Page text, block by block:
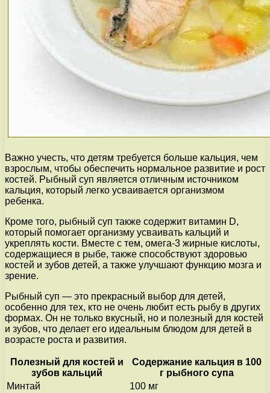
Важно учесть, что детям требуется больше кальция, чем
взрослым, чтобы обеспечить нормальное развитие и рост
костей. Рыбный суп является отличным источником
кальция, который легко усваивается организмом
ребенка.
Кроме того, рыбный суп также содержит витамин D,
который помогает организму усваивать кальций и
укреплять кости. Вместе с тем, омега-3 жирные кислоты,
содержащиеся в рыбе, также способствуют здоровью
костей и зубов детей, а также улучшают функцию мозга и
зрение.
Рыбный суп — это прекрасный выбор для детей,
особенно для тех, кто не очень любит есть рыбу в других
формах. Он не только вкусный, но и полезный для костей
и зубов, что делает его идеальным блюдом для детей в
возрасте роста и развития.
Полезный для костей и
зубов кальций
Содержание кальция в 100
г рыбного супа
Минтай
100 мг